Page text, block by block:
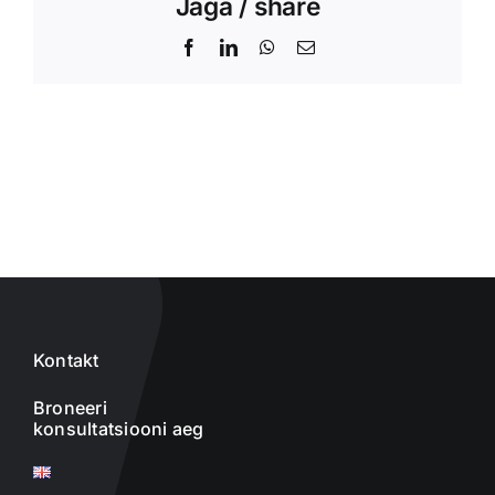
Jaga / share
FacebookLinkedInWhatsApp
Email
Kontakt
Broneeri
konsultatsiooni aeg